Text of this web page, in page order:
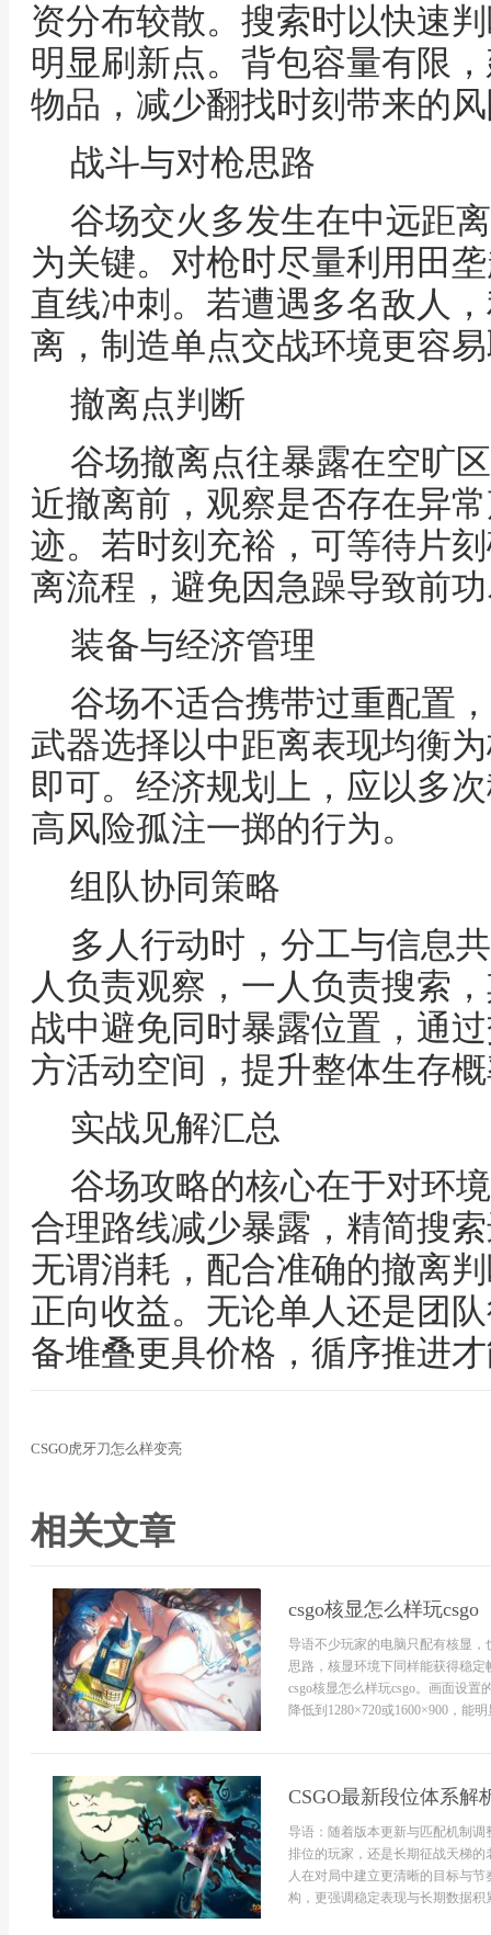
资分布较散。搜索时以快速
明显刷新点。背包容量有限
物品，减少翻找时刻带来的
战斗与对枪思路
谷场交火多发生在中远距
为关键。对枪时尽量利用田
直线冲刺。若遭遇多名敌人
离，制造单点交战环境更容
撤离点判断
谷场撤离点往暴露在空旷
近撤离前，观察是否存在异
迹。若时刻充裕，可等待片
离流程，避免因急躁导致前
装备与经济管理
谷场不适合携带过重配置
武器选择以中距离表现均衡
即可。经济规划上，应以多
高风险孤注一掷的行为。
组队协同策略
多人行动时，分工与信息
人负责观察，一人负责搜索
战中避免同时暴露位置，通
方活动空间，提升整体生存
实战见解汇总
谷场攻略的核心在于对环
合理路线减少暴露，精简搜
无谓消耗，配合准确的撤离
正向收益。无论单人还是团
备堆叠更具价格，循序推进
CSGO虎牙刀怎么样变亮
相关文章
csgo核显怎么样玩csgo
导语不少玩家的电脑只配有核显
思路，核显环境下同样能获得稳
csgo核显怎么样玩csgo。画面设
降低到1280×720或1600×900，能
CSGO最新段位体系解
导语：随着版本更新与匹配机制
排位的玩家，还是长期征战天梯
人在对局中建立更清晰的目标与
构，更强调稳定表现与长期数据积